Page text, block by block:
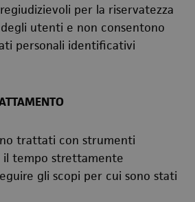
per la riservatezza
utenti e non consentono
personali identificativi
trattati con strumenti
tempo strettamente
gli scopi per cui sono stati